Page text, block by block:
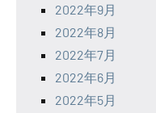
2022年9月
2022年8月
2022年7月
2022年6月
2022年5月